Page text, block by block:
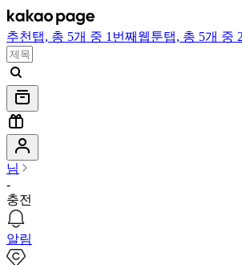
추천 탭, 총 5개 중 1번째 웹툰탭, 총 5개 중
님
-
충전
알림